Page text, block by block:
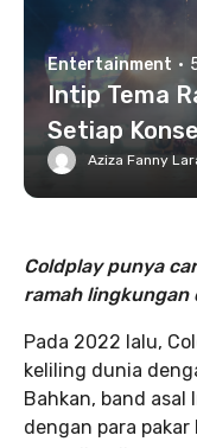
Entertainment ·
Intip Tema
Setiap
Aziza Fanny
Coldplay punya
ramah lingkungan
Pada 2022 lalu,
keliling dunia
Bahkan, band
dengan para